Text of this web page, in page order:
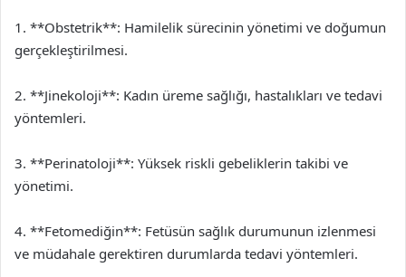
1. **Obstetrik**: Hamilelik sürecinin yönetimi ve doğumun
gerçekleştirilmesi.
2. **Jinekoloji**: Kadın üreme sağlığı, hastalıkları ve tedavi
yöntemleri.
3. **Perinatoloji**: Yüksek riskli gebeliklerin takibi ve
yönetimi.
4. **Fetomediğin**: Fetüsün sağlık durumunun izlenmesi
ve müdahale gerektiren durumlarda tedavi yöntemleri.